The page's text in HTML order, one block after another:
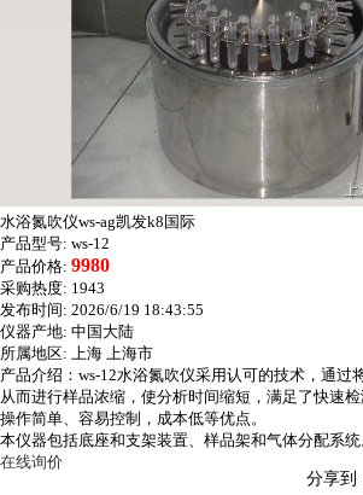
水浴氮吹仪ws-ag凯发k8国际
产品型号: ws-12
产品价格: 9980
采购热度: 1943
发布时间: 2026/6/19 18:43:55
仪器产地: 中国大陆
所属地区: 上海 上海市
产品介绍：ws-12水浴氮吹仪采用认可的技术，通过
从而进行样品浓缩，使分析时间缩短，满足了快速检
操作简单、容易控制，成本低等优点。
本仪器包括底座和支架装置、样品架和气体分配系统
在线询价
分享到